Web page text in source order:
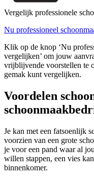
Vergelijk professionele
Nu professioneel
Klik op de knop ‘Nu
vergelijken’ om jouw
vrijblijvende voorstellen te
gemak kunt vergelijken.
Voordelen
Je kan met een fatsoenlijk
voorzien van een grote
je voor een pand waar al
willen stappen, een vies
binnenkomer.